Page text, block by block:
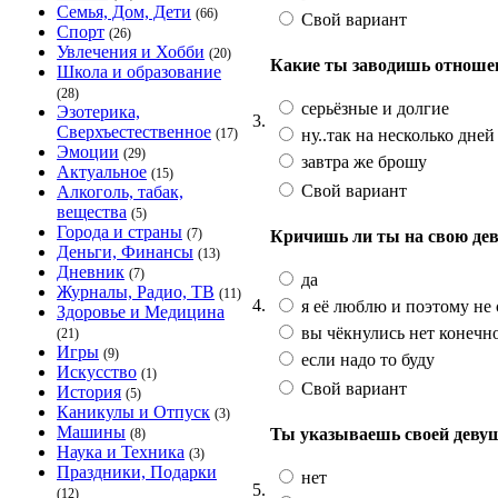
Семья, Дом, Дети (66)
Спорт (26)
Увлечения и Хобби (20)
Школа и образование
(28)
Эзотерика,
Сверхъестественное (17)
Эмоции (29)
Актуальное (15)
Алкоголь, табак,
вещества (5)
Города и страны (7)
Деньги, Финансы (13)
Дневник (7)
Журналы, Радио, ТВ (11)
Здоровье и Медицина
(21)
Игры (9)
Искусство (1)
История (5)
Каникулы и Отпуск (3)
Машины (8)
Наука и Техника (3)
Праздники, Подарки
(12)
Свой вариант
3.
Какие ты заводишь
серьёзные и долгие
ну..так на несколько дней
завтра же брошу
Свой вариант
4.
Кричишь ли ты на свою
да
я её люблю и поэтому не
вы чёкнулись нет
если надо то буду
Свой вариант
5.
Ты указываешь своей
нет